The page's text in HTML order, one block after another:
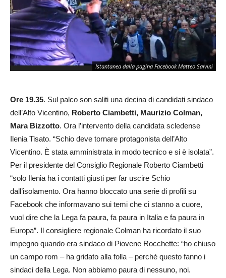
Istantanea dalla pagina Facebook Matteo Salvini
Ore 19.35. Sul palco son saliti una decina di candidati sindaco
dell’Alto Vicentino, Roberto Ciambetti, Maurizio Colman,
Mara Bizzotto. Ora l’intervento della candidata scledense
Ilenia Tisato. “Schio deve tornare protagonista dell’Alto
Vicentino. È stata amministrata in modo tecnico e si è isolata”.
Per il presidente del Consiglio Regionale Roberto Ciambetti
“solo Ilenia ha i contatti giusti per far uscire Schio
dall’isolamento. Ora hanno bloccato una serie di profili su
Facebook che informavano sui temi che ci stanno a cuore,
vuol dire che la Lega fa paura, fa paura in Italia e fa paura in
Europa”. Il consigliere regionale Colman ha ricordato il suo
impegno quando era sindaco di Piovene Rocchette: “ho chiuso
un campo rom – ha gridato alla folla – perché questo fanno i
sindaci della Lega. Non abbiamo paura di nessuno, noi.